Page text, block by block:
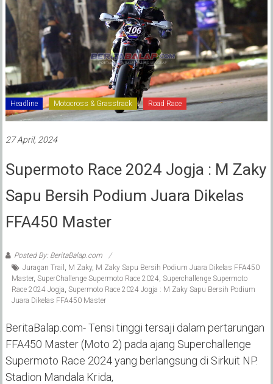
Headline Motocross & Grasstrack Road Race
27 April, 2024
Supermoto Race 2024 Jogja : M Zaky
Sapu Bersih Podium Juara Dikelas
FFA450 Master
Posted By: BeritaBalap.com
Juragan Trail
M Zaky, M Zaky Sapu Bersih Podium Juara Dikelas FFA450
Master, SuperChallenge Supermoto Race 2024 Superchallenge Supermoto
Race 2024 Jogja Supermoto Race 2024 Jogja : M Zaky Sapu Bersih Podium
Juara Dikelas FFA450 Master
BeritaBalap.com- Tensi tinggi tersaji dalam pertarungan
FFA450 Master (Moto 2) pada ajang Superchallenge
Supermoto Race 2024 yang berlangsung di Sirkuit NP.
Stadion Mandala Krida,